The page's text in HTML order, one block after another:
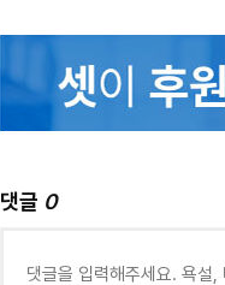
댓글 0